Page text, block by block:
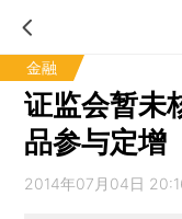
金融
证监会暂未
品参与定增
2014年07月04日